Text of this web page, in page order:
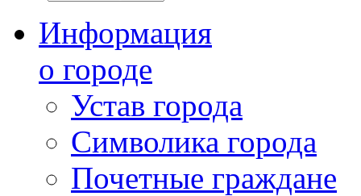
Информация
о городе
Устав города
Символика города
Почетные граждане